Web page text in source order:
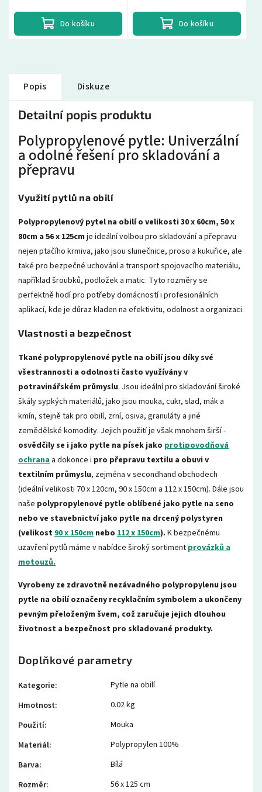
Do košíku Do košíku
Popis Diskuze
Detailní popis produktu
Polypropylenové pytle: Univerzální
a odolné řešení pro skladování a
přepravu
Využití pytlů na obilí
Polypropylenový pytel na obilí o velikosti 30 x 60cm, 50 x
80cm a 56 x 125cm je ideální volbou pro skladování a přepravu
nejen ptačího krmiva, jako jsou slunečnice, proso a kukuřice, ale
také pro bezpečné uchování a transport spojovacího materiálu,
například šroubků, podložek a matic. Tyto rozměry se
perfektně hodí pro potřeby domácností i profesionálních
aplikací, kde je důraz kladen na efektivitu, odolnost a organizaci.
Vlastnosti a bezpečnost
Tkané polypropylenové pytle na obilí jsou díky své
všestrannosti a odolnosti často využívány v
potravinářském průmyslu. Jsou ideální pro skladování široké
škály sypkých materiálů, jako jsou mouka, cukr, slad, mák a
kmín, stejně tak pro obilí, zrní, osiva, granuláty a jiné
zemědělské komodity. Jejich použití je však mnohem širší -
osvědčily se i jako pytle na písek jako protipovodňová
ochrana a dokonce i pro přepravu textilu a obuvi v
textilním průmyslu, zejména v secondhand obchodech
(ideální velikosti 70 x 120cm, 90 x 150cm a 112 x 150cm). Dále jsou
naše polypropylenové pytle oblíbené jako pytle na seno
nebo ve stavebnictví jako pytle na drcený polystyren
(velikost90 x 150cm nebo 112x 150cm). K bezpečnému
uzavření pytlů máme v nabídce široký sortiment provázků a
motouzů.
Vyrobeny ze zdravotně nezávadného polypropylenu jsou
pytle na obilí označeny recyklačním symbolem a ukončeny
pevným přeloženým švem, což zaručuje jejich dlouhou
životnost a bezpečnost pro skladované produkty.
Doplňkové parametry
Kategorie:
Pytle na obilí
Hmotnost:
0.02 kg
Použití:
Mouka
Materiál:
Polypropylen 100%
Barva:
Bílá
Rozměr:
56 x 125 cm